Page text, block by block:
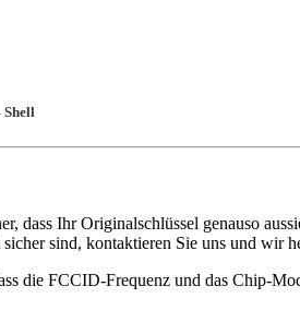
Shell
dass Ihr Originalschlüssel genauso
sind, kontaktieren Sie uns und wir
die FCCID-Frequenz und das Chip-